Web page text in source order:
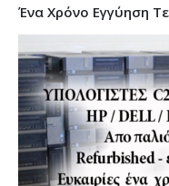
Ένα Χρόνο Εγγύηση